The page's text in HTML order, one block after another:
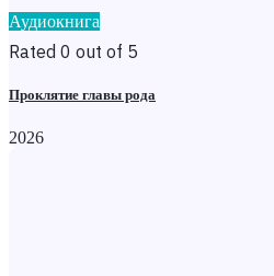
Аудиокнига
Rated 0 out of 5
Проклятие главы рода
2026